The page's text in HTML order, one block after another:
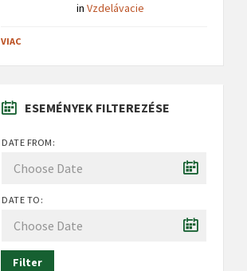
inVzdelávacie
VIAC
ESEMÉNYEK FILTEREZÉSE
DATE FROM:
DATE TO:
Filter